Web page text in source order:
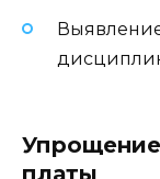
Упрощение
платы